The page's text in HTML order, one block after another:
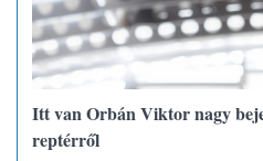
Itt van Orbán Viktor nagy
reptérről